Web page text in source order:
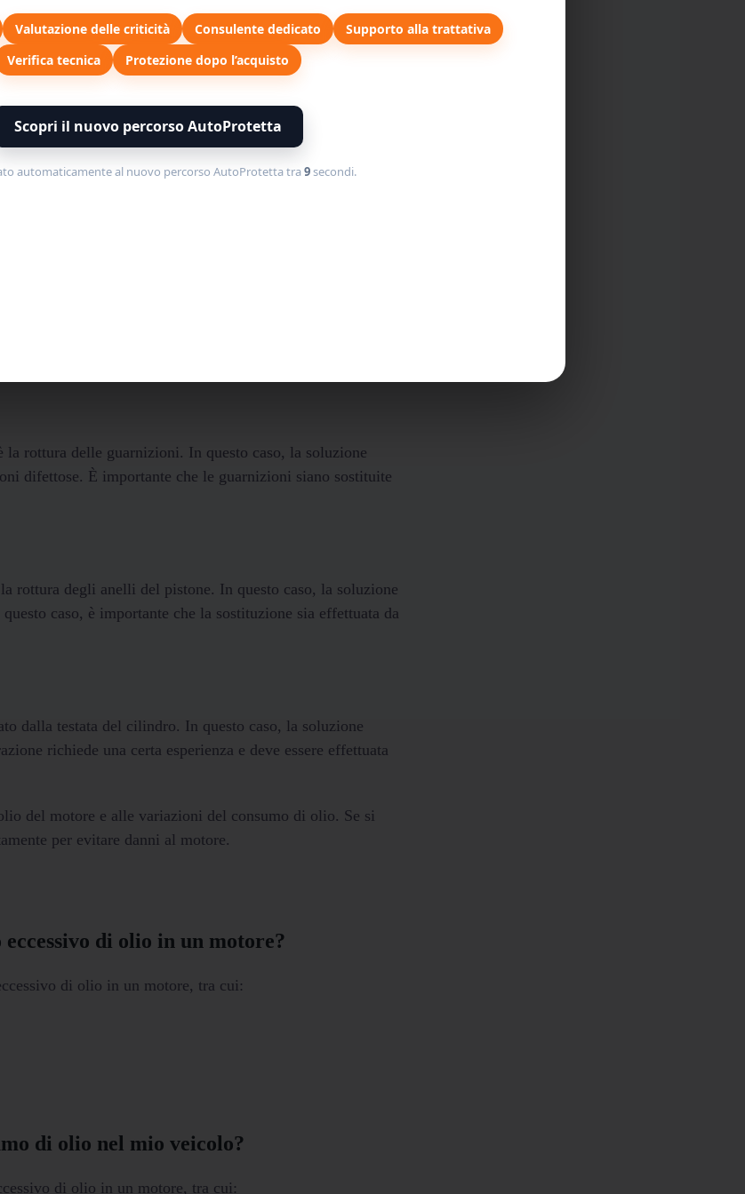
la causa del consumo eccessivo di olio. Questo test
con i pistoni, le valvole o le guarnizioni. Se la pressione
del motore o riparare eventuali guasti.
danni al motore dell’auto se non viene diagnosticato e
l’ispezione visiva per perdite e il test di compressione
consumo eccessivo di olio.
di Olio
eccessivo di olio di una auto. Di seguito sono riportate
rottura delle guarnizioni. In questo caso, la soluzione
difettose. È importante che le guarnizioni siano sostituite
rottura degli anelli del pistone. In questo caso, la soluzione
caso, è importante che la sostituzione sia effettuata da
dalla testata del cilindro. In questo caso, la soluzione
richiede una certa esperienza e deve essere effettuata
del motore e alle variazioni del consumo di olio. Se si
per evitare danni al motore.
di olio in un motore?
di olio in un motore, tra cui:
di olio nel mio veicolo?
di olio in un motore, tra cui:
Valutazione delle criticità Consulente dedicato
Supporto alla trattativa
Verifica tecnica
Protezione dopo l’acquisto
Scopri il nuovo percorso AutoProtetta
automaticamente al nuovo percorso AutoProtetta tra8secondi.